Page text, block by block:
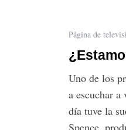
Página de
Uno de los
a escuchar
día tuve la
Spence,
S